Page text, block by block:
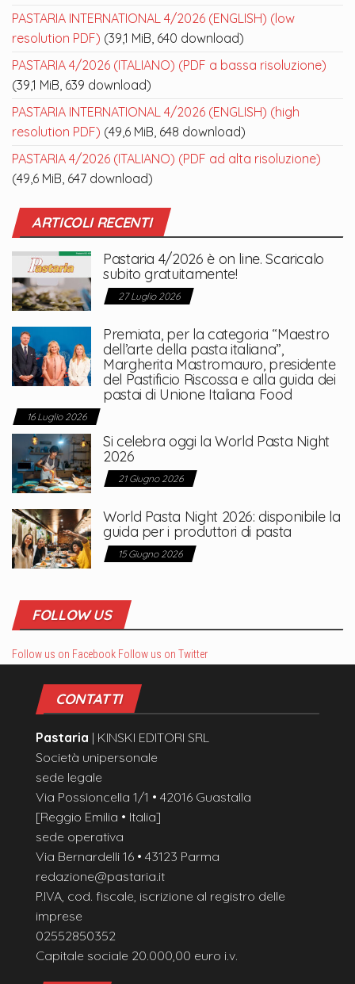
PASTARIA INTERNATIONAL 4/2026 (ENGLISH) (low
resolution PDF) (39,1 MiB, 640 download)
PASTARIA 4/2026 (ITALIANO) (PDF a bassa risoluzione)
(39,1 MiB, 639 download)
PASTARIA INTERNATIONAL 4/2026 (ENGLISH) (high
resolution PDF) (49,6 MiB, 648 download)
PASTARIA 4/2026 (ITALIANO) (PDF ad alta risoluzione)
(49,6 MiB, 647 download)
ARTICOLI RECENTI
Pastaria 4/2026 è on line. Scaricalo
subito gratuitamente!
27 Luglio 2026
Premiata, per la categoria “Maestro
dell’arte della pasta italiana”,
Margherita Mastromauro, presidente
del Pastificio Riscossa e alla guida dei
pastai di Unione Italiana Food
16 Luglio 2026
Si celebra oggi la World Pasta Night
2026
21 Giugno 2026
World Pasta Night 2026: disponibile la
guida per i produttori di pasta
15 Giugno 2026
FOLLOW US
Follow us on Facebook Follow us on Twitter
CONTATTI
Pastaria | KINSKI EDITORI SRL
Società unipersonale
sede legale
Via Possioncella 1/1 • 42016 Guastalla
[Reggio Emilia • Italia]
sede operativa
Via Bernardelli 16 • 43123 Parma
redazione@pastaria.it
P.IVA, cod. fiscale, iscrizione al registro delle
imprese
02552850352
Capitale sociale 20.000,00 euro i.v.